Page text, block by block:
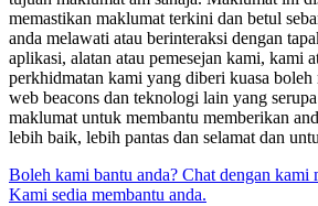
memastikan maklumat terkini dan betul
anda melawati atau berinteraksi dengan
aplikasi, alatan atau pemesejan kami, kami
perkhidmatan kami yang diberi kuasa boleh
web beacons dan teknologi lain yang
maklumat untuk membantu memberikan
lebih baik, lebih pantas dan selamat dan
Boleh kami bantu anda? Chat dengan kami
Kami sedia membantu anda.